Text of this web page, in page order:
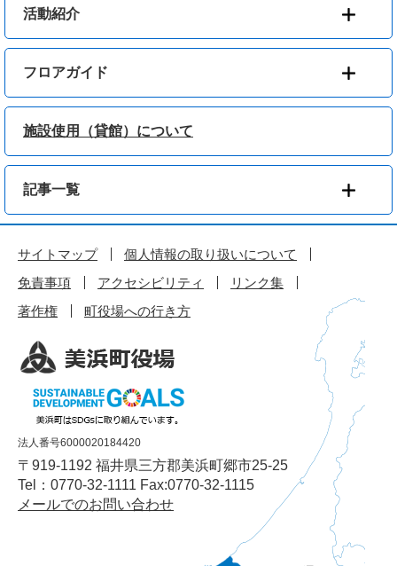
活動紹介
フロアガイド
施設使用（貸館）について
記事一覧
サイトマップ
個人情報の取り扱いについて
免責事項
アクセシビリティ
リンク集
著作権
町役場への行き方
法人番号6000020184420
〒919-1192 福井県三方郡美浜町郷市25-25
Tel：0770-32-1111 Fax:0770-32-1115
メールでのお問い合わせ